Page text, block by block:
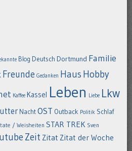
Blog Deutsch Dortmund Familie
Freunde Gedanken Haus Hobby
Kaffee Kassel Leben Liebe Lkw
NachtOST Outback Politik Schlaf
/ Weisheiten STAR TREK Sven
Zeit Zitat Zitat der Woche